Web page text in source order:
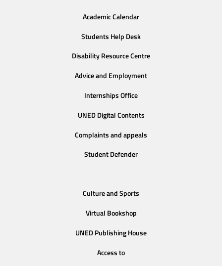
Academic Calendar
Students Help Desk
Disability Resource Centre
Advice and Employment
Internships Office
UNED Digital Contents
Complaints and appeals
Student Defender
Culture and Sports
Virtual Bookshop
UNED Publishing House
Access to